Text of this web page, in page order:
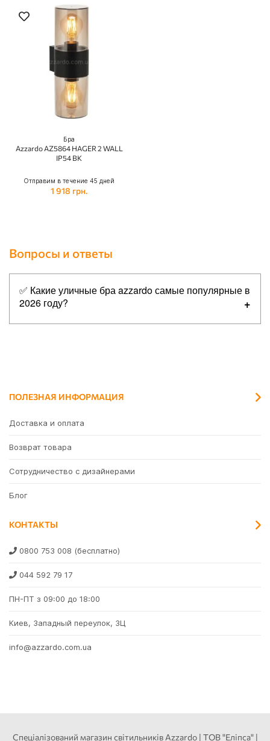
Бра
Azzardo AZ5864 HAGER 2 WALL
IP54 BK
Отправим в течение 45 дней
1 918 грн.
Вопросы и ответы
✅ Какие уличные бра azzardo самые популярные в
2026 году?
✔Azzardo AZ4479 Nils WALL SENSOR BK
ПОЛЕЗНАЯ ИНФОРМАЦИЯ
Доставка и оплата
Возврат товара
Сотрудничество с дизайнерами
Блог
КОНТАКТЫ
0800 753 008 (бесплатно)
044 592 79 17
ПН-ПТ з 09:00 до 18:00
Киев, Западный переулок, 3Ц
info@azzardo.com.ua
Спеціалізований магазин світильників Azzardo | ТОВ "Еліпса" |